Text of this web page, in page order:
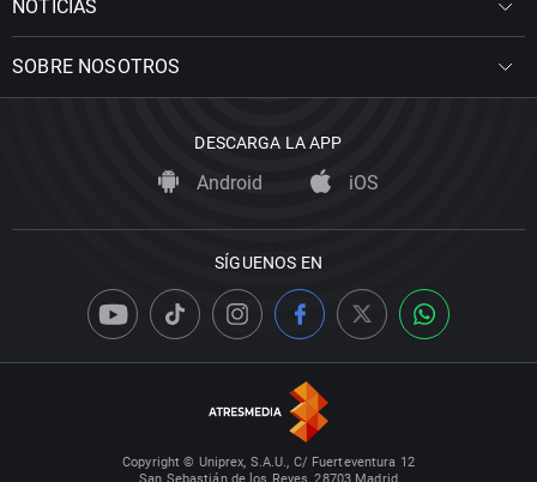
NOTICIAS
SOBRE NOSOTROS
DESCARGA LA APP
Android iOS
SÍGUENOS EN
Copyright © Uniprex, S.A.U., C/ Fuerteventura 12